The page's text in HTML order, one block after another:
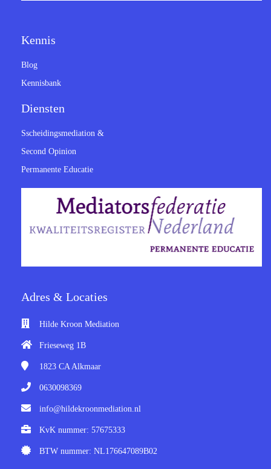
Kennis
Blog
Kennisbank
Diensten
Sscheidingsmediation &
Second Opinion
Permanente Educatie
Adres & Locaties
Hilde Kroon Mediation
Frieseweg 1B
1823 CA Alkmaar
0630098369
info@hildekroonmediation.nl
KvK nummer: 57675333
BTW nummer: NL176647089B02